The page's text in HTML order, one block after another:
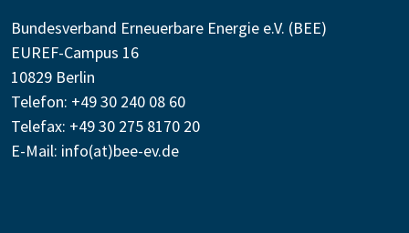
Bundesverband Erneuerbare Energie e.V. (BEE)
EUREF-Campus 16
10829 Berlin
Telefon: +49 30 240 08 60
Telefax: +49 30 275 8170 20
E-Mail: info(at)bee-ev.de